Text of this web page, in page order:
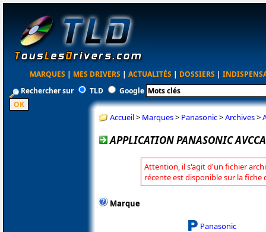
MARQUES | MES DRIVERS | ACTUALITÉS | DOSSIERS |
Rechercher sur
TLD Google
Accueil> Marques> Panasonic>Archives>
APPLICATION PANASONIC
Attention, il s'agit d'un fichier
récente est disponible sur la fiche
Marque
Panasonic